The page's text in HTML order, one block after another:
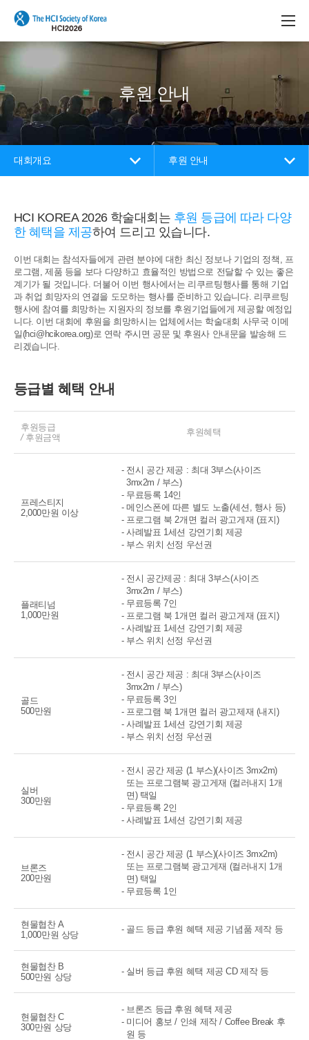
메인메뉴 바로가기
본문 바로가기
후원 안내
대회개요 후원 안내
HCI KOREA 2026 학술대회는 후원 등급에 따라 다양
한 혜택을 제공하여 드리고 있습니다.
이번 대회는 참석자들에게 관련 분야에 대한 최신 정보나 기업의 정책, 프
로그램, 제품 등을 보다 다양하고 효율적인 방법으로 전달할 수 있는 좋은
계기가 될 것입니다. 더불어 이번 행사에서는 리쿠르팅행사를 통해 기업
과 취업 희망자의 연결을 도모하는 행사를 준비하고 있습니다. 리쿠르팅
행사에 참여를 희망하는 지원자의 정보를 후원기업들에게 제공할 예정입
니다. 이번 대회에 후원을 희망하시는 업체에서는 학술대회 사무국 이메
일(hci@hcikorea.org)로 연락 주시면 공문 및 후원사 안내문을 발송해 드
리겠습니다.
등급별 혜택 안내
후원등급
/ 후원금액
후원혜택
프레스티지
2,000만원 이상
- 전시 공간 제공 : 최대 3부스(사이즈
3mx2m / 부스)
- 무료등록 14인
- 메인스폰에 따른 별도 노출(세션, 행사 등)
- 프로그램 북 2개면 컬러 광고게재 (표지)
- 사례발표 1세션 강연기회 제공
- 부스 위치 선정 우선권
플래티넘
1,000만원
- 전시 공간제공 : 최대 3부스(사이즈
3mx2m / 부스)
- 무료등록 7인
- 프로그램 북 1개면 컬러 광고게재 (표지)
- 사례발표 1세션 강연기회 제공
- 부스 위치 선정 우선권
골드
500만원
- 전시 공간 제공 : 최대 3부스(사이즈
3mx2m / 부스)
- 무료등록 3인
- 프로그램 북 1개면 컬러 광고제재 (내지)
- 사례발표 1세션 강연기회 제공
- 부스 위치 선정 우선권
실버
300만원
- 전시 공간 제공 (1 부스)(사이즈 3mx2m)
또는 프로그램북 광고게재 (컬러내지 1개
면) 택일
- 무료등록 2인
- 사례발표 1세션 강연기회 제공
브론즈
200만원
- 전시 공간 제공 (1 부스)(사이즈 3mx2m)
또는 프로그램북 광고게재 (컬러내지 1개
면) 택일
- 무료등록 1인
현물협찬 A
1,000만원 상당
- 골드 등급 후원 혜택 제공 기념품 제작 등
현물협찬 B
500만원 상당
- 실버 등급 후원 혜택 제공 CD 제작 등
현물협찬 C
300만원 상당
- 브론즈 등급 후원 혜택 제공
- 미디어 홍보 / 인쇄 제작 / Coffee Break 후
원 등